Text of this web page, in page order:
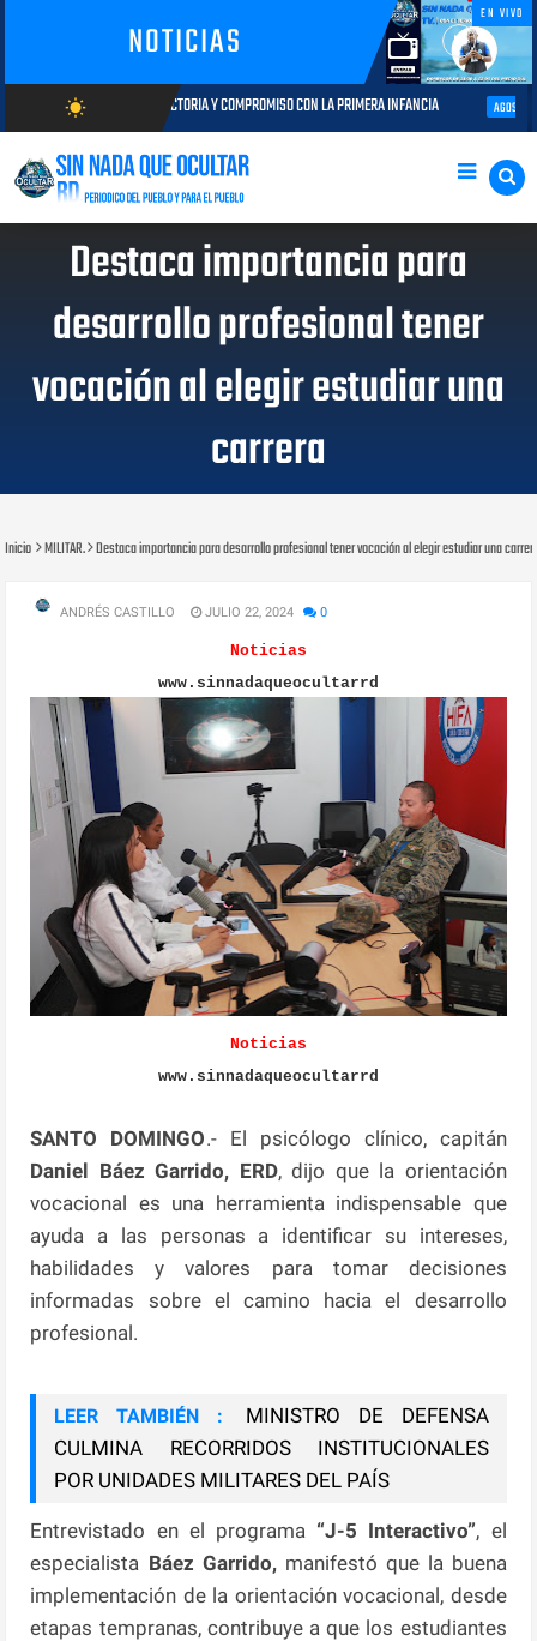
NOTICIAS
EN VIVO
wb_sunny
AGOSTO/8/2026
Y COMPROMISO CON LA PRIMERA INFANCIA AGOSTO 05, 2026 Autoridades
Destaca importancia para
desarrollo profesional tener
vocación al elegir estudiar una
carrera
Inicio MILITAR. Destaca importancia para desarrollo profesional tener vocación al elegir estudiar una
ANDRÉS CASTILLO JULIO 22, 2024 0
Noticias
www.sinnadaqueocultarrd
Noticias
www.sinnadaqueocultarrd
SANTO DOMINGO.- El psicólogo clínico, capitán
Daniel Báez Garrido, ERD, dijo que la orientación
vocacional es una herramienta indispensable que
ayuda a las personas a identificar su intereses,
habilidades y valores para tomar decisiones
informadas sobre el camino hacia el desarrollo
profesional.
LEER TAMBIÉN :
MINISTRO DE DEFENSA
CULMINA RECORRIDOS INSTITUCIONALES
POR UNIDADES MILITARES DEL PAÍS
Entrevistado en el programa “J-5 Interactivo”, el
especialista Báez Garrido, manifestó que la buena
implementación de la orientación vocacional, desde
etapas tempranas, contribuye a que los estudiantes